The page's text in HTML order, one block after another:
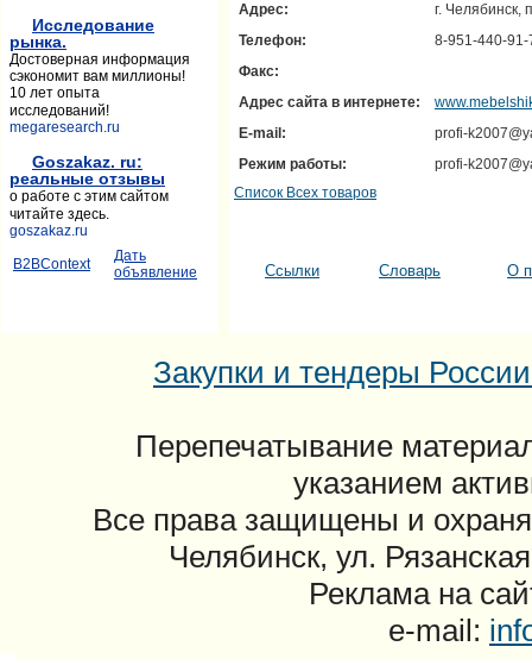
Адрес:
г. Челябинск,
Телефон:
8-951-440-
Факс:
Адрес сайта в интернете:
E-mail:
profi-
Режим работы:
profi-
Список Всех товаров
Ссылки Словарь О
Исследование
рынка.
Достоверная информация
сэкономит вам миллионы!
10 лет опыта
исследований!
megaresearch.ru
Goszakaz. ru:
реальные отзывы
о работе с этим сайтом
читайте здесь.
goszakaz.ru
B2BContext
Дать
объявление
Закупки и тендеры
Перепечатывание
указанием
Все права защищены и
Челябинск, ул.
Реклама на
e-mail: